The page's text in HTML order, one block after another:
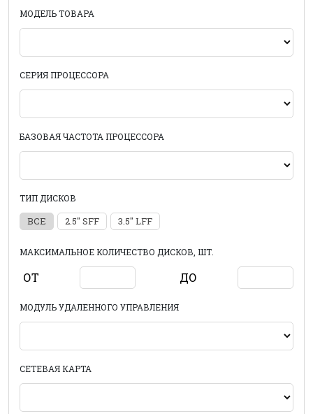
МОДЕЛЬ ТОВАРА
СЕРИЯ ПРОЦЕССОРА
БАЗОВАЯ ЧАСТОТА ПРОЦЕССОРА
ТИП ДИСКОВ
ВСЕ 2.5" SFF 3.5" LFF
МАКСИМАЛЬНОЕ КОЛИЧЕСТВО ДИСКОВ, ШТ.
ОТ ДО
МОДУЛЬ УДАЛЕННОГО УПРАВЛЕНИЯ
СЕТЕВАЯ КАРТА